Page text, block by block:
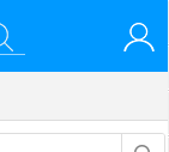
城社区新媒体综